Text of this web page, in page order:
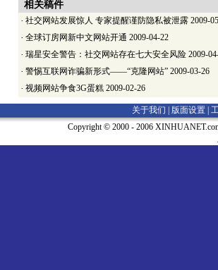
相关稿件
· 社交网站发展惊人 专家提醒谨防隐私被泄露 2009-
· 全球订房网新中文网站开通 2009-04-22
· 瑞星安全警告：社交网站存在七大安全风险 2009-
· 警惕互联网诈骗新形式——“克隆网站” 2009-03-26
· 视频网站争食3G蛋糕 2009-02-26
关于我们 | 版面设置
Copyright © 2000 - 2006